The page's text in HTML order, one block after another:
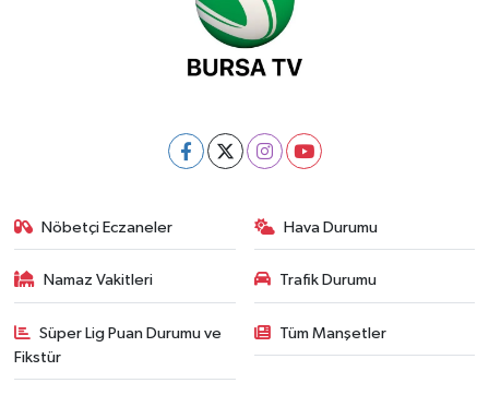
Nöbetçi Eczaneler Hava Durumu
Namaz Vakitleri Trafik Durumu
Süper Lig Puan Durumu ve
Fikstür
Tüm Manşetler